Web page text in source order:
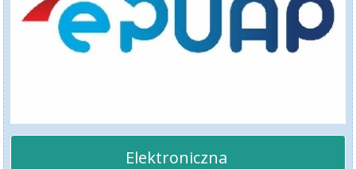
Elektroniczna